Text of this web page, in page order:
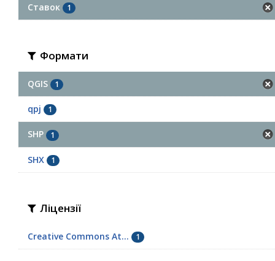
Ставок 1
Формати
QGIS 1
qpj 1
SHP 1
SHX 1
Ліцензії
Creative Commons At... 1